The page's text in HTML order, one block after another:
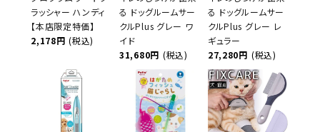
ラッシャー ハンディ
【本店限定特価】
2,178円 (税込)
る ドッグルームサー
クルPlus グレー ワ
イド
31,680円 (税込)
る ドッグルームサー
クルPlus グレー レ
ギュラー
27,280円 (税込)